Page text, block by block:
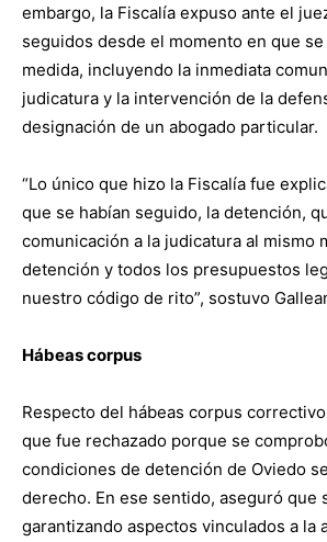
embargo, la Fiscalía expuso ante el
seguidos desde el momento en que
medida, incluyendo la inmediata
judicatura y la intervención de la
designación de un abogado particular.
“Lo único que hizo la Fiscalía fue
que se habían seguido, la detención,
comunicación a la judicatura al mismo
detención y todos los presupuestos
nuestro código de rito”, sostuvo
Hábeas corpus
Respecto del hábeas corpus
que fue rechazado porque se
condiciones de detención de Oviedo
derecho. En ese sentido, aseguró que
garantizando aspectos vinculados a la